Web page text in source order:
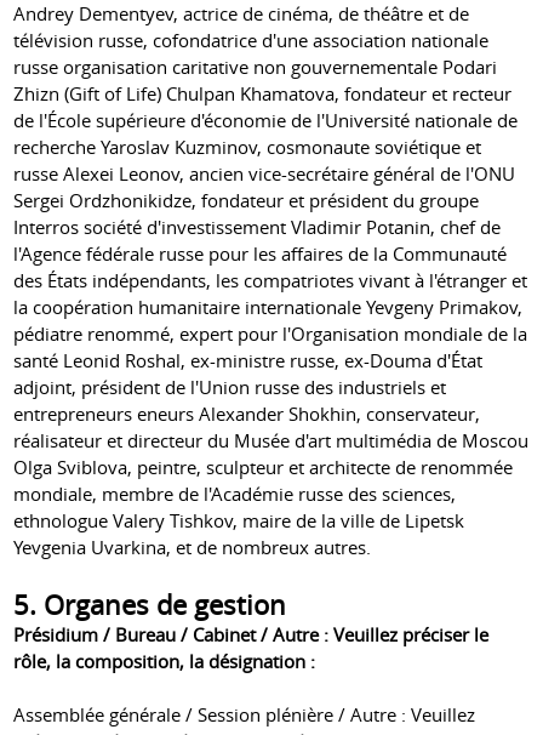
Andrey Dementyev, actrice de cinéma, de théâtre et de
télévision russe, cofondatrice d'une association nationale
russe organisation caritative non gouvernementale Podari
Zhizn (Gift of Life) Chulpan Khamatova, fondateur et recteur
de l'École supérieure d'économie de l'Université nationale de
recherche Yaroslav Kuzminov, cosmonaute soviétique et
russe Alexei Leonov, ancien vice-secrétaire général de l'ONU
Sergei Ordzhonikidze, fondateur et président du groupe
Interros société d'investissement Vladimir Potanin, chef de
l'Agence fédérale russe pour les affaires de la Communauté
des États indépendants, les compatriotes vivant à l'étranger et
la coopération humanitaire internationale Yevgeny Primakov,
pédiatre renommé, expert pour l'Organisation mondiale de la
santé Leonid Roshal, ex-ministre russe, ex-Douma d'État
adjoint, président de l'Union russe des industriels et
entrepreneurs eneurs Alexander Shokhin, conservateur,
réalisateur et directeur du Musée d'art multimédia de Moscou
Olga Sviblova, peintre, sculpteur et architecte de renommée
mondiale, membre de l'Académie russe des sciences,
ethnologue Valery Tishkov, maire de la ville de Lipetsk
Yevgenia Uvarkina, et de nombreux autres.
5. Organes de gestion
Présidium / Bureau / Cabinet / Autre : Veuillez préciser le
rôle, la composition, la désignation :
Assemblée générale / Session plénière / Autre : Veuillez